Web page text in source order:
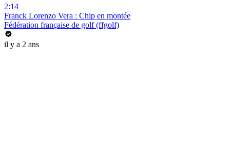
2:14
Franck Lorenzo Vera : Chip en montée
Fédération française de golf (ffgolf)
il y a 2 ans